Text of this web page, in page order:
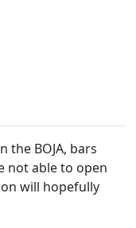
the BOJA, bars
not able to open
will hopefully